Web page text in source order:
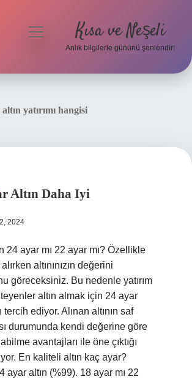
menüyü
Kısa ve Neşeli
Anlık bilgilerle gününü şenlendir!
yatırımı hangisi
Altın Daha Iyi
2024
24 ayar mı 22 ayar mı? Özellikle
altınınızın değerini
göreceksiniz. Bu nedenle yatırım
altın almak için 24 ayar
tercih ediyor. Alınan altının saf
durumunda kendi değerine göre
avantajları ile öne çıktığı
En kaliteli altın kaç ayar?
ayar altın (%99). 18 ayar mı 22